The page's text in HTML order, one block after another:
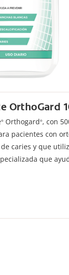
OrthoGard
® Orthogard®, con
pacientes con
caries y que
que